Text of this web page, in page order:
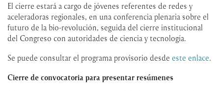
El cierre estará a cargo de jóvenes referentes de redes y
aceleradoras regionales, en una conferencia plenaria sobre el
futuro de la bio-revolución, seguida del cierre institucional
del Congreso con autoridades de ciencia y tecnología.
Se puede consultar el programa provisorio desde este enlace.
Cierre de convocatoria para presentar resúmenes